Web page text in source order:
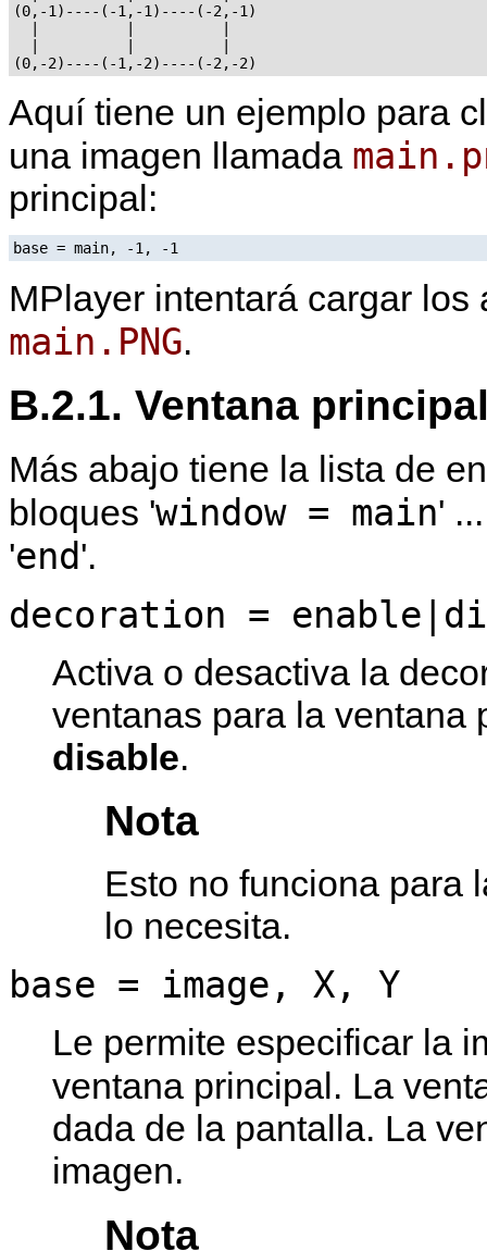
(0,-1)----(-1,-1)----(-2,-1)
Aquí tiene un ejemplo para
una imagen llamada
principal:
base = main, -1, -1
MPlayer intentará cargar
main.PNG.
B.2.1. Ventana
Más abajo tiene la lista de
bloques 'window = main'
'end'.
decoration =
Activa o desactiva la
ventanas para la ventana
disable.
Nota
Esto no funciona para
lo necesita.
base = image, X, Y
Le permite especificar la
ventana principal. La
dada de la pantalla. La
imagen.
Nota